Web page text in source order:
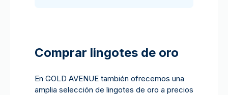
Comprar lingotes de oro
En GOLD AVENUE también ofrecemos una
amplia selección de lingotes de oro a precios